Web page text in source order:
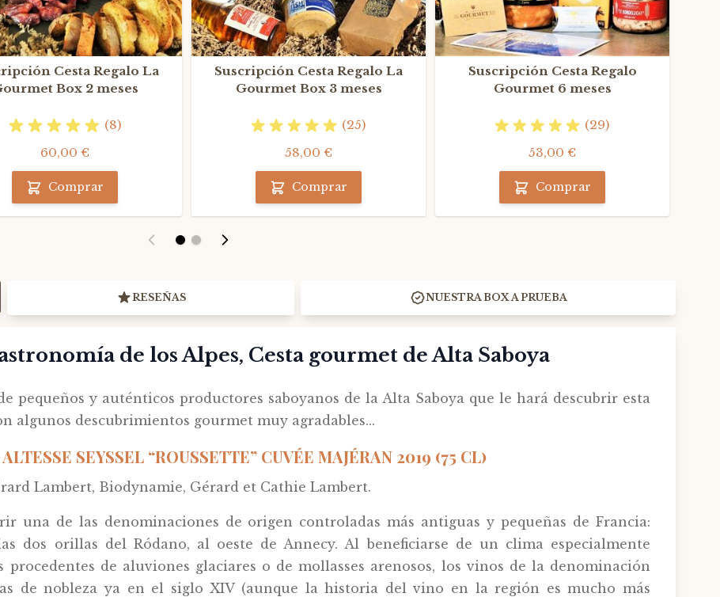
Cesta Regalo La
Box 2 meses
(8)
60,00 €
Comprar
Suscripción Cesta Regalo La
Gourmet Box 3 meses
(25)
58,00 €
Comprar
Suscripción Cesta Regalo
Gourmet 6 meses
(29)
53,00 €
Comprar
RESEÑAS NUESTRA BOX A PRUEBA
de los Alpes, Cesta gourmet de Alta Saboya
pequeños y auténticos productores saboyanos de la Alta Saboya que le hará descubrir esta
algunos descubrimientos gourmet muy agradables...
SEYSSEL “ROUSSETTE” CUVÉE MAJÉRAN 2019 (75 CL)
Lambert, Biodynamie, Gérard et Cathie Lambert.
una de las denominaciones de origen controladas más antiguas y pequeñas de Francia:
dos orillas del Ródano, al oeste de Annecy. Al beneficiarse de un clima especialmente
procedentes de aluviones glaciares o de mollasses arenosos, los vinos de la denominación
de nobleza ya en el siglo XIV (aunque la historia del vino en la región es mucho más